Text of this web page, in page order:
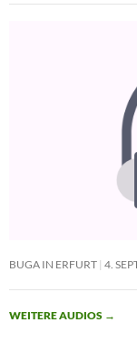
BUGA IN ERFURT 4.
WEITERE AUDIOS →